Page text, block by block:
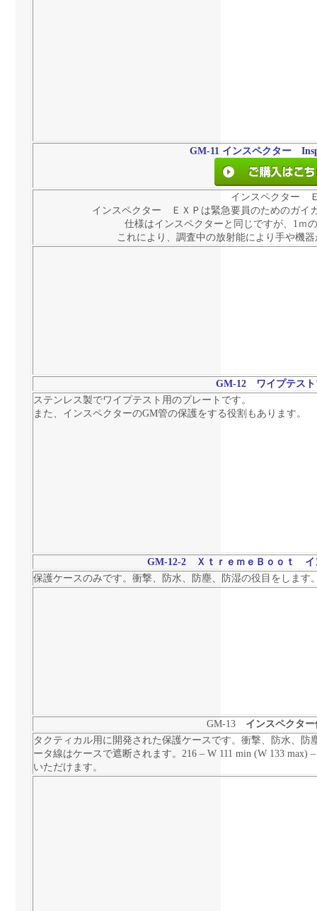
GM-11 インスペクター
インスペクター
インスペクター ＥＸＰは緊急要員のためのガイ
仕様はインスペクターと同じですが、1ｍ
これにより、調査中の放射能により手や機
GM-12
ワイプテス
ステンレス製でワイプテスト用のプレートです。
また、インスペクターのGM管の保護をする役割もあります。
GM-12-2
ＸｔｒｅｍｅＢｏｏｔ イ
保護ケースのみです。衝撃、防水、防塵、防湿の役目をします
GM-13 インスペクタ
タクティカル用に開発された保護ケースです。衝撃、防水、防
ータ線はケースで遮断されます。 216 – W 111 min (W 133
いただけます。